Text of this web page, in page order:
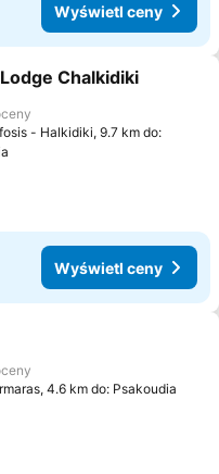
Wyświetl ceny
do ulubionych
Chalkidiki
- Halkidiki, 9.7 km do:
Wyświetl ceny
do ulubionych
4.6 km do: Psakoudia